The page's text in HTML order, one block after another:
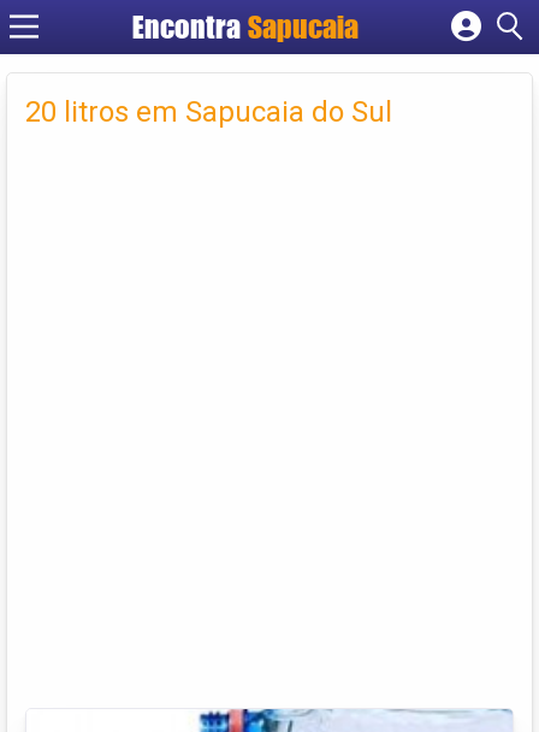
Encontra
Cadastrar empresa
Criar conta
20 litros em Sapucaia do Sul